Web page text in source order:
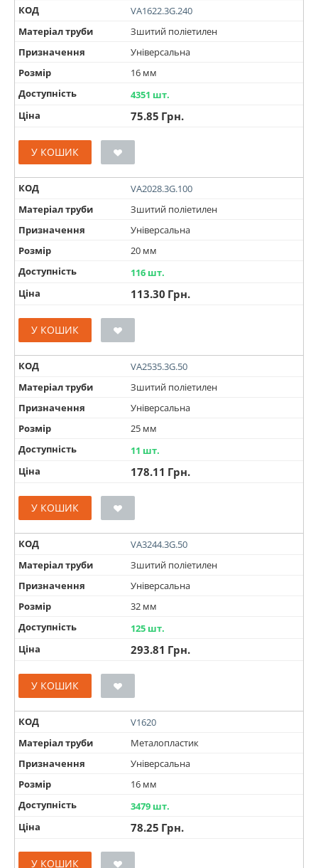
КОД
VA1622.3G.240
Матеріал труби
Зшитий поліетилен
Призначення
Універсальна
Розмір
16 мм
Доступність
4351 шт.
Ціна
75.85 Грн.
У КОШИК
КОД
VA2028.3G.100
Матеріал труби
Зшитий поліетилен
Призначення
Універсальна
Розмір
20 мм
Доступність
116 шт.
Ціна
113.30 Грн.
У КОШИК
КОД
VA2535.3G.50
Матеріал труби
Зшитий поліетилен
Призначення
Універсальна
Розмір
25 мм
Доступність
11 шт.
Ціна
178.11 Грн.
У КОШИК
КОД
VA3244.3G.50
Матеріал труби
Зшитий поліетилен
Призначення
Універсальна
Розмір
32 мм
Доступність
125 шт.
Ціна
293.81 Грн.
У КОШИК
КОД
V1620
Матеріал труби
Металопластик
Призначення
Універсальна
Розмір
16 мм
Доступність
3479 шт.
Ціна
78.25 Грн.
У КОШИК